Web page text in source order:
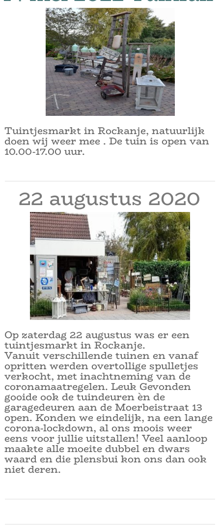
Tuintjesmarkt in Rockanje, natuurlijk
doen wij weer mee . De tuin is open van
10.00-17.00 uur.
22 augustus 2020
Op zaterdag 22 augustus was er een
tuintjesmarkt in Rockanje.
Vanuit verschillende tuinen en vanaf
opritten werden overtollige spulletjes
verkocht, met inachtneming van de
coronamaatregelen. Leuk Gevonden
gooide ook de tuindeuren èn de
garagedeuren aan de Moerbeistraat 13
open. Konden we eindelijk, na een lange
corona-lockdown, al ons moois weer
eens voor jullie uitstallen! Veel aanloop
maakte alle moeite dubbel en dwars
waard en die plensbui kon ons dan ook
niet deren.